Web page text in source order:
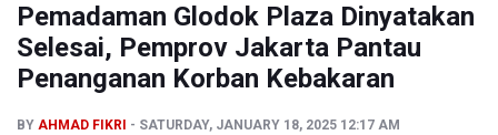
BPIP: Satu Siswa Sekolah Rakyat Jadi Calon Paskibraka
Pemadaman Glodok Plaza Dinyatakan
Selesai, Pemprov Jakarta Pantau
Penanganan Korban Kebakaran
BY AHMAD FIKRI SATURDAY, JANUARY 18, 2025 12:17 AM